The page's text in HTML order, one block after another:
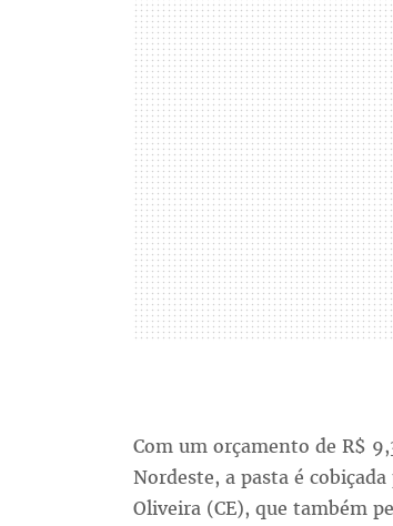
Com um orçamento de R$
Nordeste, a pasta é
Oliveira (CE), que também